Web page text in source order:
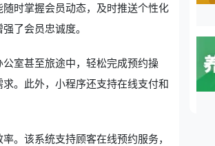
时掌握会员动态，及时推送个性化
了会员忠诚度。
室甚至旅途中，轻松完成预约操
。此外，小程序还支持在线支付和
。该系统支持顾客在线预约服务，